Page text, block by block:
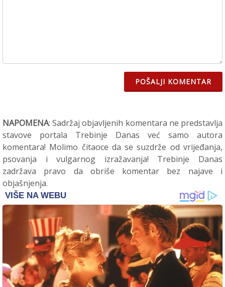
POŠALJI KOMENTAR
NAPOMENA: Sadržaj objavljenih komentara ne predstavlja
stavove portala Trebinje Danas već samo autora
komentara! Molimo čitaoce da se suzdrže od vrijeđanja,
psovanja i vulgarnog izražavanja! Trebinje Danas
zadržava pravo da obriše komentar bez najave i
objašnjenja.